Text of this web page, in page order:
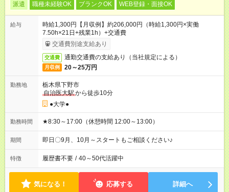
派遣 職種未経験OK ブランクOK WEB登録・面接OK
給与
時給1,300円【月収例】約206,000円（時給1,300円×実働
7.50h×21日+残業1h）+交通費
交通費別途支給あり
交通費 通勤交通費の支給あり（当社規定による）
月収例 20～25万円
勤務地
栃木県下野市
自治医大駅から徒歩10分
●大学●
勤務時間 ★8:30～17:00（休憩時間 12:00～13:00）
期間 即日〇9月、10月～スタートもご相談ください♪
特徴 履歴書不要 / 40～50代活躍中
気になる！ 応募する 詳細へ